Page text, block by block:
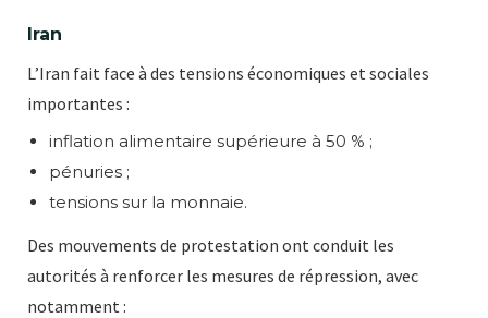
Iran
L’Iran fait face à des tensions économiques et sociales
importantes :
inflation alimentaire supérieure à 50 % ;
pénuries ;
tensions sur la monnaie.
Des mouvements de protestation ont conduit les
autorités à renforcer les mesures de répression, avec
notamment :